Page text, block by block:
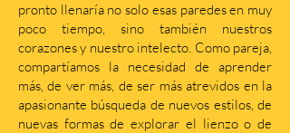
pronto llenaría no solo esas paredes en muy
poco tiempo, sino también nuestros
corazones y nuestro intelecto. Como pareja,
compartíamos la necesidad de aprender
más, de ver más, de ser más atrevidos en la
apasionante búsqueda de nuevos estilos, de
nuevas formas de explorar el lienzo o de